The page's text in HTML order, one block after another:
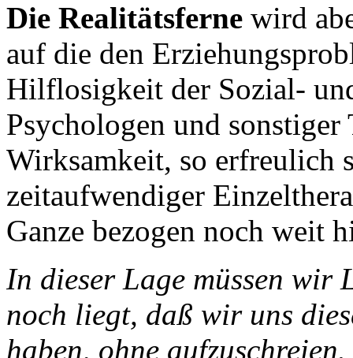
Die Realitätsferne wird
auf die den
Hilflosigkeit der Sozial-
Psychologen und
Wirksamkeit, so erfreulich
zeitaufwendiger
Ganze bezogen noch weit
In dieser Lage müssen wir
noch liegt, daß wir uns
haben, ohne aufzuschreien.